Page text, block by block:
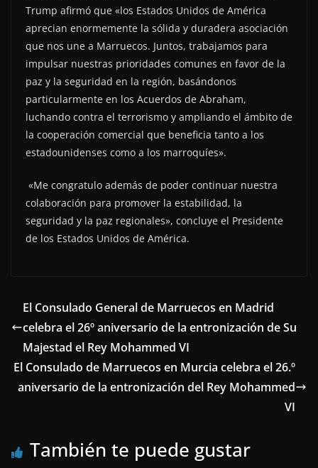
Trump afirmó que «los Estados Unidos de América
aprecian enormemente la sólida y duradera asociación
que nos une a Marruecos. Juntos, trabajamos para
impulsar nuestras prioridades comunes en favor de la
paz y la seguridad en la región, basándonos
particularmente en los Acuerdos de Abraham,
luchando contra el terrorismo y ampliando el ámbito de
la cooperación comercial que beneficia tanto a los
estadounidenses como a los marroquíes».
«Me congratulo además de poder continuar nuestra
colaboración para promover la estabilidad, la
seguridad y la paz regionales», concluye el Presidente
de los Estados Unidos de América.
El Consulado General de Marruecos en Madrid
celebra el 26º aniversario de la entronización de Su
Majestad el Rey Mohammed VI
El Consulado de Marruecos en Murcia celebra el 26.º
aniversario de la entronización del Rey Mohammed
VI
También te puede gustar